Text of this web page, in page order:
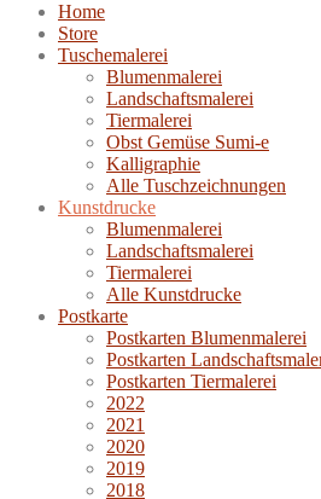
Home
Store
Tuschemalerei
Blumenmalerei
Landschaftsmalerei
Tiermalerei
Obst Gemüse Sumi-e
Kalligraphie
Alle Tuschzeichnungen
Kunstdrucke
Blumenmalerei
Landschaftsmalerei
Tiermalerei
Alle Kunstdrucke
Postkarte
Postkarten Blumenmalerei
Postkarten
Postkarten Tiermalerei
2022
2021
2020
2019
2018